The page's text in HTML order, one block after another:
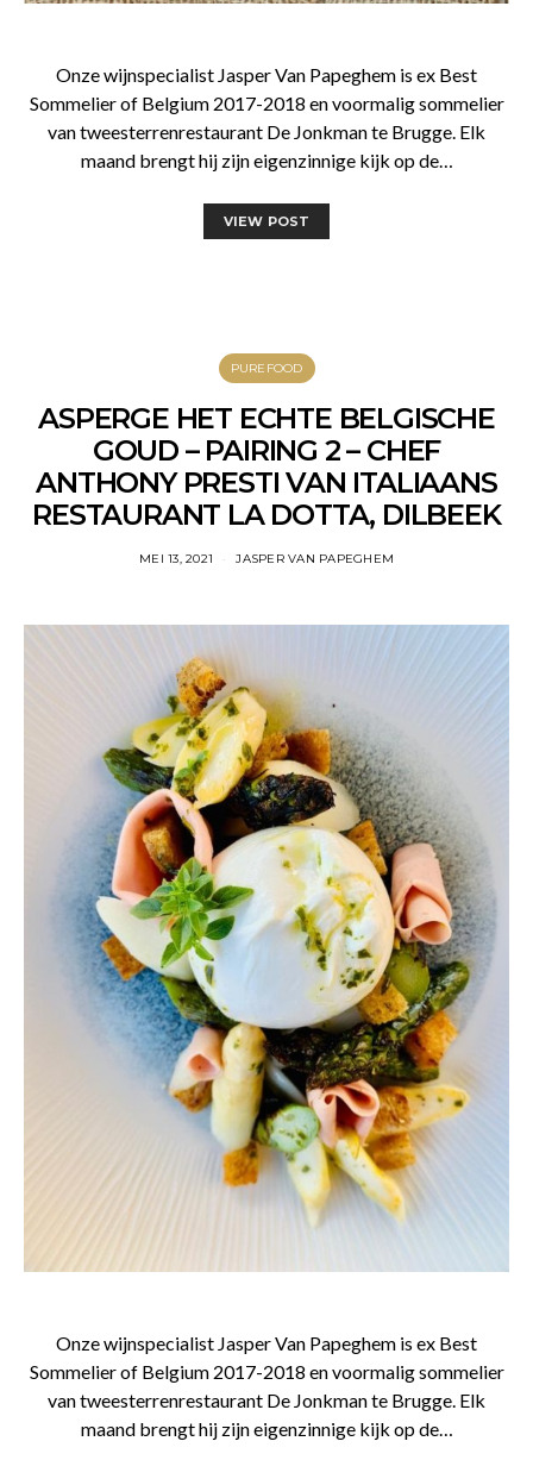
Onze wijnspecialist Jasper Van Papeghem is ex Best
Sommelier of Belgium 2017-2018 en voormalig sommelier
van tweesterrenrestaurant De Jonkman te Brugge. Elk
maand brengt hij zijn eigenzinnige kijk op de…
VIEW POST
PUREFOOD
ASPERGE HET ECHTE BELGISCHE
GOUD – PAIRING 2 – CHEF
ANTHONY PRESTI VAN ITALIAANS
RESTAURANT LA DOTTA, DILBEEK
MEI 13, 2021 JASPER VAN PAPEGHEM
Onze wijnspecialist Jasper Van Papeghem is ex Best
Sommelier of Belgium 2017-2018 en voormalig sommelier
van tweesterrenrestaurant De Jonkman te Brugge. Elk
maand brengt hij zijn eigenzinnige kijk op de…